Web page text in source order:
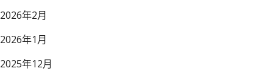
2026年2月
2026年1月
2025年12月